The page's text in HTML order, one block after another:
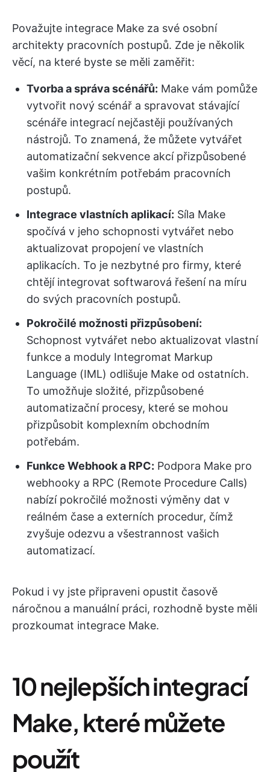
Považujte integrace Make za své osobní
architekty pracovních postupů. Zde je několik
věcí, na které byste se měli zaměřit:
Tvorba a správa scénářů: Make vám pomůže
vytvořit nový scénář a spravovat stávající
scénáře integrací nejčastěji používaných
nástrojů. To znamená, že můžete vytvářet
automatizační sekvence akcí přizpůsobené
vašim konkrétním potřebám pracovních
postupů.
Integrace vlastních aplikací: Síla Make
spočívá v jeho schopnosti vytvářet nebo
aktualizovat propojení ve vlastních
aplikacích. To je nezbytné pro firmy, které
chtějí integrovat softwarová řešení na míru
do svých pracovních postupů.
Pokročilé možnosti přizpůsobení:
Schopnost vytvářet nebo aktualizovat vlastní
funkce a moduly Integromat Markup
Language (IML) odlišuje Make od ostatních.
To umožňuje složité, přizpůsobené
automatizační procesy, které se mohou
přizpůsobit komplexním obchodním
potřebám.
Funkce Webhook a RPC: Podpora Make pro
webhooky a RPC (Remote Procedure Calls)
nabízí pokročilé možnosti výměny dat v
reálném čase a externích procedur, čímž
zvyšuje odezvu a všestrannost vašich
automatizací.
Pokud i vy jste připraveni opustit časově
náročnou a manuální práci, rozhodně byste měli
prozkoumat integrace Make.
10 nejlepších integrací
Make, které můžete
použít